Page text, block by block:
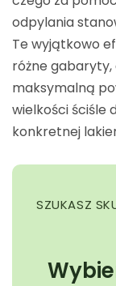
odpylania
Te wyjątkowo
różne gabaryty,
maksymalną
wielkości ściśle
konkretnej
SZUKASZ